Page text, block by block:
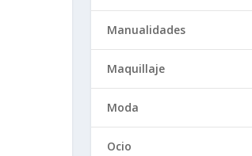
Manualidades
Maquillaje
Moda
Ocio